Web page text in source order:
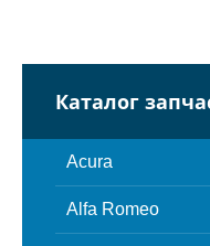
Каталог
Acura
Alfa Romeo